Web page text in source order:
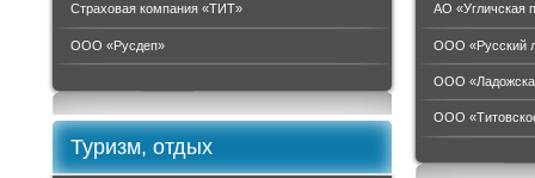
Страховая компания «ТИТ»
ООО «Руcдеп»
АО «Угличская
ООО «Русский
ООО
ООО
Туризм, отдых